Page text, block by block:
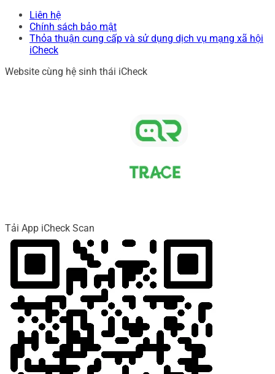
Liên hệ
Chính sách bảo mật
Thỏa thuận cung cấp và sử dụng dịch vụ mạng xã hội
iCheck
Website cùng hệ sinh thái iCheck
Tải App iCheck Scan